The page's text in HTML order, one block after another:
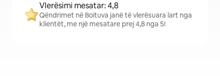
Vlerësimi mesatar: 4,8
Qëndrimet në Boituva janë të vlerësuara lart nga
klientët, me një mesatare prej 4,8 nga 5!